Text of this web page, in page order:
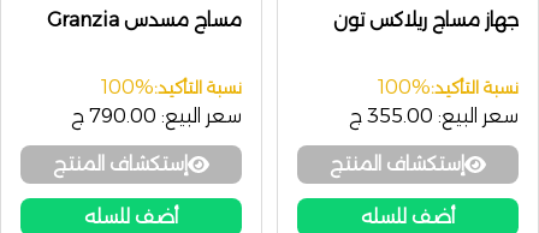
جهاز مساج ريلاكس تون
نسبة التأكيد:100%
سعر البيع: 355.00 ج
إستكشاف المنتج
أضف للسله
مساج مسدس Granzia
نسبة التأكيد:100%
سعر البيع: 790.00 ج
إستكشاف المنتج
أضف للسله